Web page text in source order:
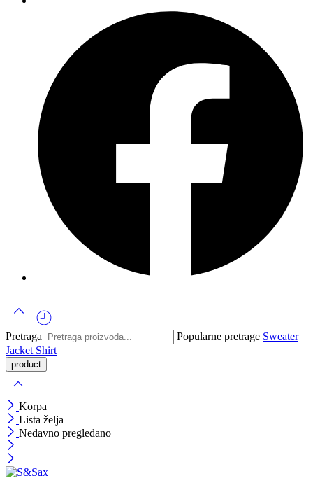
Pretraga Popularne pretrage Sweater
Jacket Shirt
Korpa
Lista želja
Nedavno pregledano